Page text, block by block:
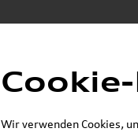
Wir verwenden Cookies,